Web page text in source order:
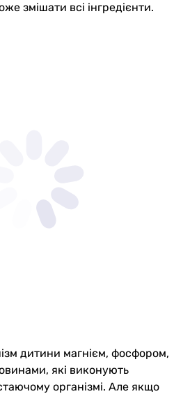
змішати всі інгредієнти.
дитини магнієм, фосфором,
які виконують
організмі. Але якщо